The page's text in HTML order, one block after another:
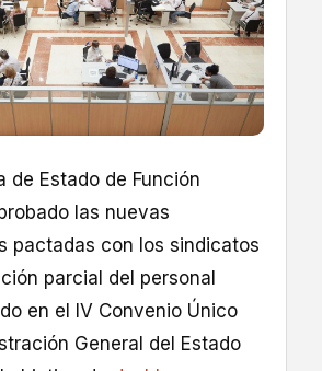
de Estado de Función
las nuevas
pactadas con los sindicatos
parcial del personal
en el IV Convenio Único
General del Estado